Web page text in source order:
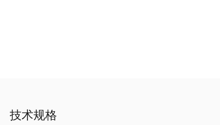
技术规格